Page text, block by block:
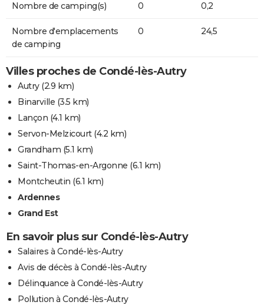
Nombre de camping(s) 0 0,2
Nombre d'emplacements
de camping
0 24,5
Villes proches de Condé-lès-Autry
Autry(2.9 km)
Binarville (3.5 km)
Lançon (4.1 km)
Servon-Melzicourt(4.2 km)
Grandham (5.1 km)
Saint-Thomas-en-Argonne (6.1 km)
Montcheutin (6.1 km)
Ardennes
Grand Est
En savoir plus sur Condé-lès-Autry
Salaires à Condé-lès-Autry
Avis de décès à Condé-lès-Autry
Délinquance à Condé-lès-Autry
Pollution à Condé-lès-Autry